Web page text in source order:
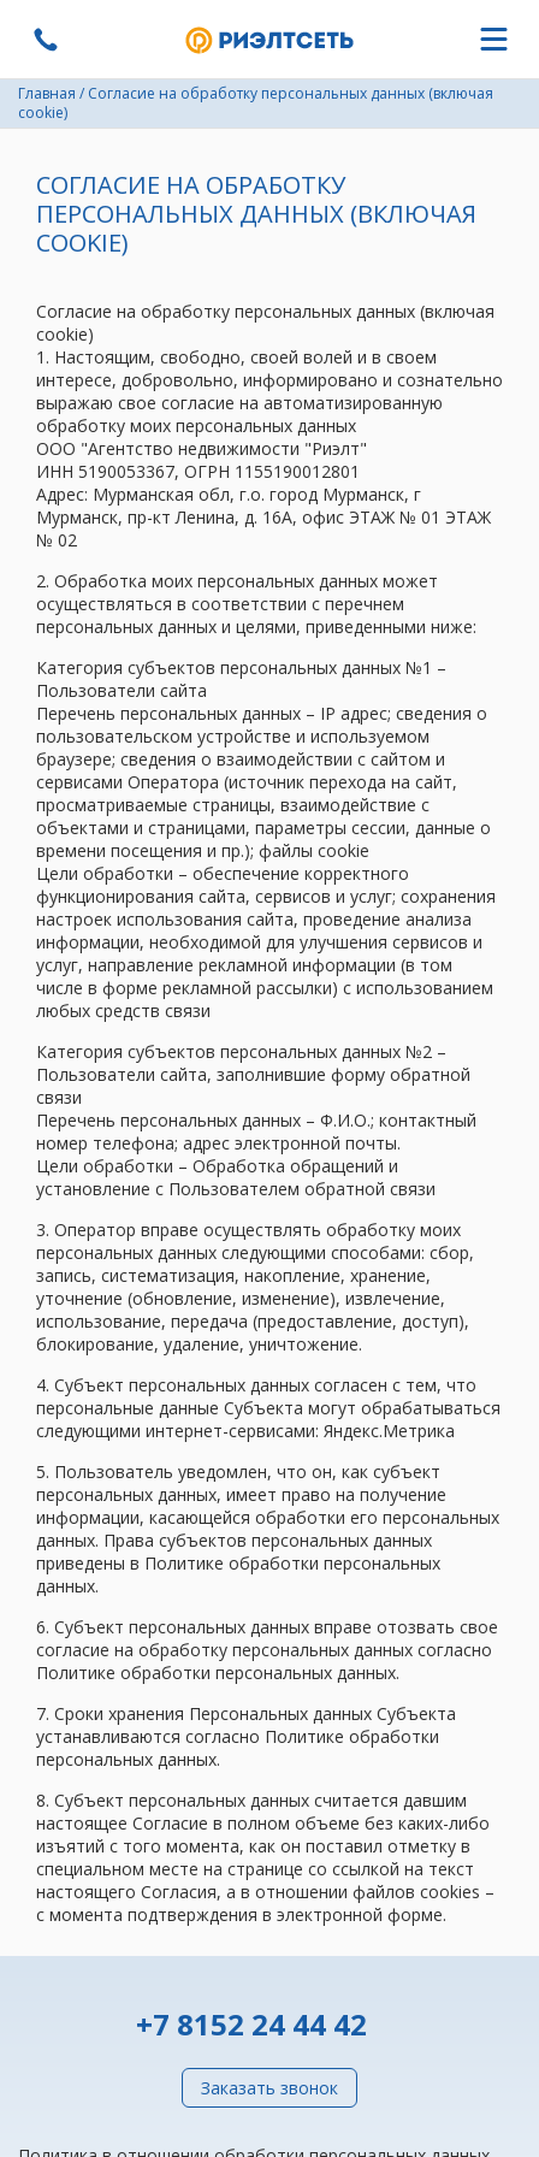
Главная / Согласие на обработку персональных данных (включая
cookie)
СОГЛАСИЕ НА ОБРАБОТКУ
ПЕРСОНАЛЬНЫХ ДАННЫХ (ВКЛЮЧАЯ
COOKIE)
Согласие на обработку персональных данных (включая
cookie)
1. Настоящим, свободно, своей волей и в своем
интересе, добровольно, информировано и сознательно
выражаю свое согласие на автоматизированную
обработку моих персональных данных
ООО "Агентство недвижимости "Риэлт"
ИНН 5190053367, ОГРН 1155190012801
Адрес: Мурманская обл, г.о. город Мурманск, г
Мурманск, пр-кт Ленина, д. 16А, офис ЭТАЖ № 01 ЭТАЖ
№ 02
2. Обработка моих персональных данных может
осуществляться в соответствии с перечнем
персональных данных и целями, приведенными ниже:
Категория субъектов персональных данных №1 –
Пользователи сайта
Перечень персональных данных – IP адрес; сведения о
пользовательском устройстве и используемом
браузере; сведения о взаимодействии с сайтом и
сервисами Оператора (источник перехода на сайт,
просматриваемые страницы, взаимодействие с
объектами и страницами, параметры сессии, данные о
времени посещения и пр.); файлы cookie
Цели обработки – обеспечение корректного
функционирования сайта, сервисов и услуг; сохранения
настроек использования сайта, проведение анализа
информации, необходимой для улучшения сервисов и
услуг, направление рекламной информации (в том
числе в форме рекламной рассылки) с использованием
любых средств связи
Категория субъектов персональных данных №2 –
Пользователи сайта, заполнившие форму обратной
связи
Перечень персональных данных – Ф.И.О.; контактный
номер телефона; адрес электронной почты.
Цели обработки – Обработка обращений и
установление с Пользователем обратной связи
3. Оператор вправе осуществлять обработку моих
персональных данных следующими способами: сбор,
запись, систематизация, накопление, хранение,
уточнение (обновление, изменение), извлечение,
использование, передача (предоставление, доступ),
блокирование, удаление, уничтожение.
4. Субъект персональных данных согласен с тем, что
персональные данные Субъекта могут обрабатываться
следующими интернет-сервисами: Яндекс.Метрика
5. Пользователь уведомлен, что он, как субъект
персональных данных, имеет право на получение
информации, касающейся обработки его персональных
данных. Права субъектов персональных данных
приведены в Политике обработки персональных
данных.
6. Субъект персональных данных вправе отозвать свое
согласие на обработку персональных данных согласно
Политике обработки персональных данных.
7. Сроки хранения Персональных данных Субъекта
устанавливаются согласно Политике обработки
персональных данных.
8. Субъект персональных данных считается давшим
настоящее Согласие в полном объеме без каких-либо
изъятий с того момента, как он поставил отметку в
специальном месте на странице со ссылкой на текст
настоящего Согласия, а в отношении файлов cookies –
с момента подтверждения в электронной форме.
+7 8152 24 44 42
Заказать звонок